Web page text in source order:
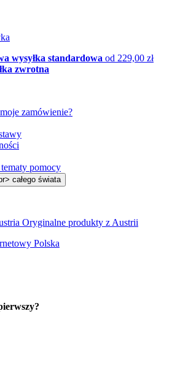
wysyłka standardowa od 229,00 zł
zwrotna
zamówienie?
pomocy
Oryginalne produkty z Austrii